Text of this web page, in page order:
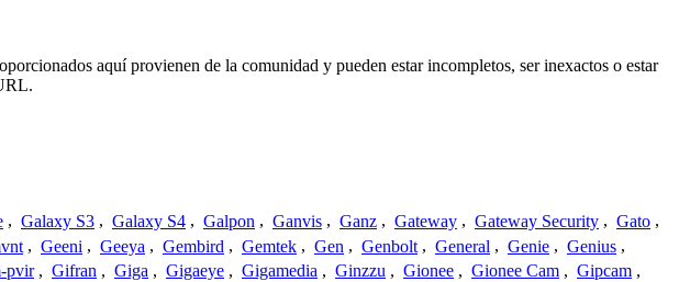
aquí provienen de la comunidad y pueden estar incompletos, ser inexactos o estar
, Galaxy S3 , Galaxy S4 , Galpon , Ganvis , Ganz , Gateway , Gateway Security , Gato ,
, Geeni , Geeya , Gembird , Gemtek , Gen , Genbolt , General , Genie , Genius ,
pvir , Gifran , Giga , Gigaeye , Gigamedia , Ginzzu , Gionee , Gionee Cam , Gipcam ,